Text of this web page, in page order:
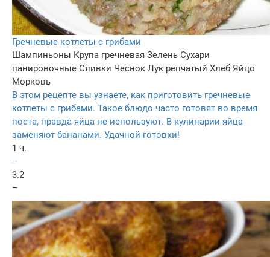
Гречневые котлеты с грибами
Шампиньоны Крупа гречневая Зелень Сухари
панировочные Сливки Чеснок Лук репчатый Хлеб Яйцо
Морковь
В этом рецепте вы узнаете, как приготовить гречневые
котлеты с грибами. Такое блюдо часто готовят во время
поста, правда яйца не используют. В кулинарии яйца
заменяют бананами. Удачной готовки!
1 ч.
–
3.2
–